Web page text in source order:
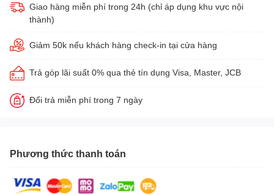
Giao hàng miễn phí trong 24h (chỉ áp dụng khu vực nội
thành)
Giảm 50k nếu khách hàng check-in tại cửa hàng
Trả góp lãi suất 0% qua thẻ tín dụng Visa, Master, JCB
Đổi trả miễn phí trong 7 ngày
Phương thức thanh toán